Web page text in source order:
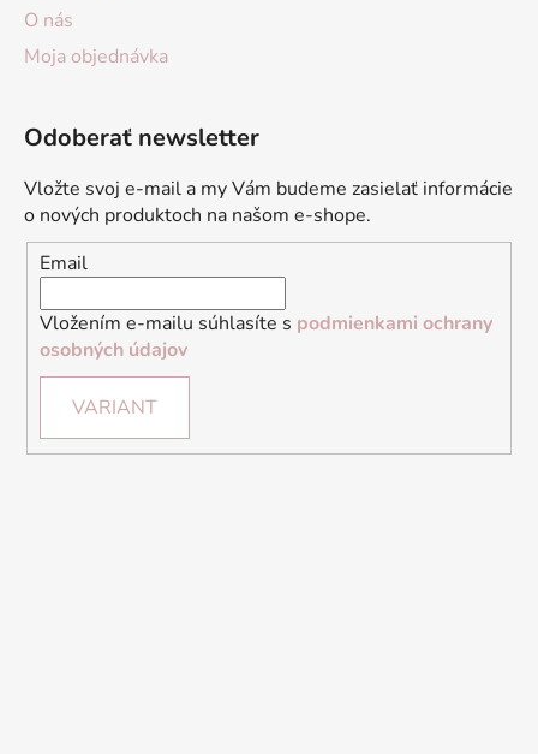
O nás
Moja objednávka
Odoberať newsletter
Vložte svoj e-mail a my Vám budeme zasielať informácie
o nových produktoch na našom e-shope.
Email
Vložením e-mailu súhlasíte s podmienkami ochrany
osobných údajov
VARIANT